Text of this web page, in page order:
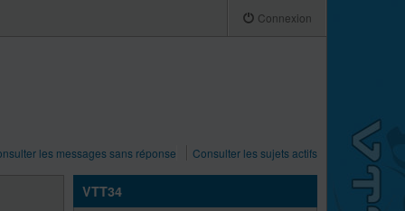
Connexion
les messages sans réponse Consulter les sujets actifs
VTT34